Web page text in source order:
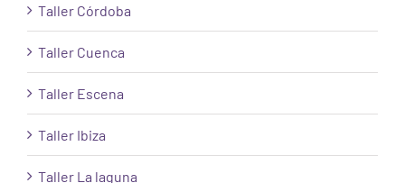
Taller Córdoba
Taller Cuenca
Taller Escena
Taller Ibiza
Taller La laguna